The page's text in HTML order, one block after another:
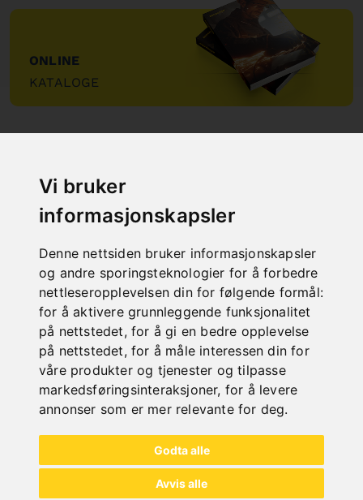
Vi bruker
informasjonskapsler
Denne nettsiden bruker informasjonskapsler
og andre sporingsteknologier for å forbedre
nettleseropplevelsen din for følgende formål:
for å aktivere grunnleggende funksjonalitet
på nettstedet,for å gi en bedre opplevelse
på nettstedet,for å måle interessen din for
våre produkter og tjenester og tilpasse
markedsføringsinteraksjoner, for å levere
annonser som er mer relevante for deg.
Godta alle
Avvis alle
ONLINE
KATALOGE
"
NEW PRODUCTS